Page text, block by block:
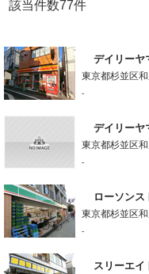
該当件数77件
デイリーヤ
東京都杉並区
-
デイリーヤ
東京都杉並区
-
ローソン
東京都杉並区
-
スリーエイ